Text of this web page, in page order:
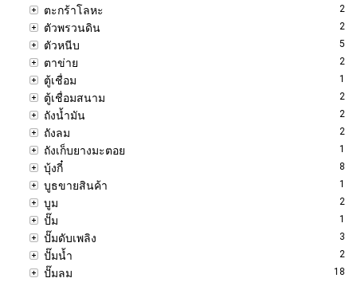
ตะกร้าโลหะ 2
ตัวพรวนดิน 2
ตัวหนีบ 5
ตาข่าย 2
ตู้เชื่อม 1
ตู้เชื่อมสนาม 2
ถังน้ำมัน 2
ถังลม 2
ถังเก็บยางมะตอย 1
บุ้งกี๋ 8
บูธขายสินค้า 1
บูม 2
ปั๊ม 1
ปั๊มดับเพลิง 3
ปั๊มน้ำ 2
ปั๊มลม 18